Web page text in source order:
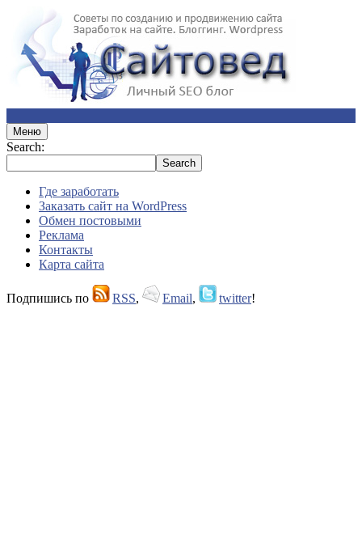
Меню
Search:
Где заработать
Заказать сайт на WordPress
Обмен постовыми
Реклама
Контакты
Карта сайта
Подпишись по RSS, Email, twitter!